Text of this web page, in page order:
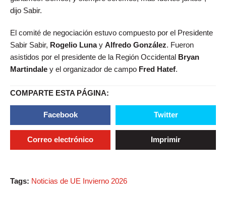
dijo Sabir.
El comité de negociación estuvo compuesto por el Presidente
Sabir Sabir, Rogelio Lunay Alfredo González. Fueron
asistidos por el presidente de la Región Occidental Bryan
Martindale y el organizador de campo Fred Hatef.
COMPARTE ESTA PÁGINA:
Facebook Twitter
Correo electrónico Imprimir
Tags: Noticias de UE Invierno 2026